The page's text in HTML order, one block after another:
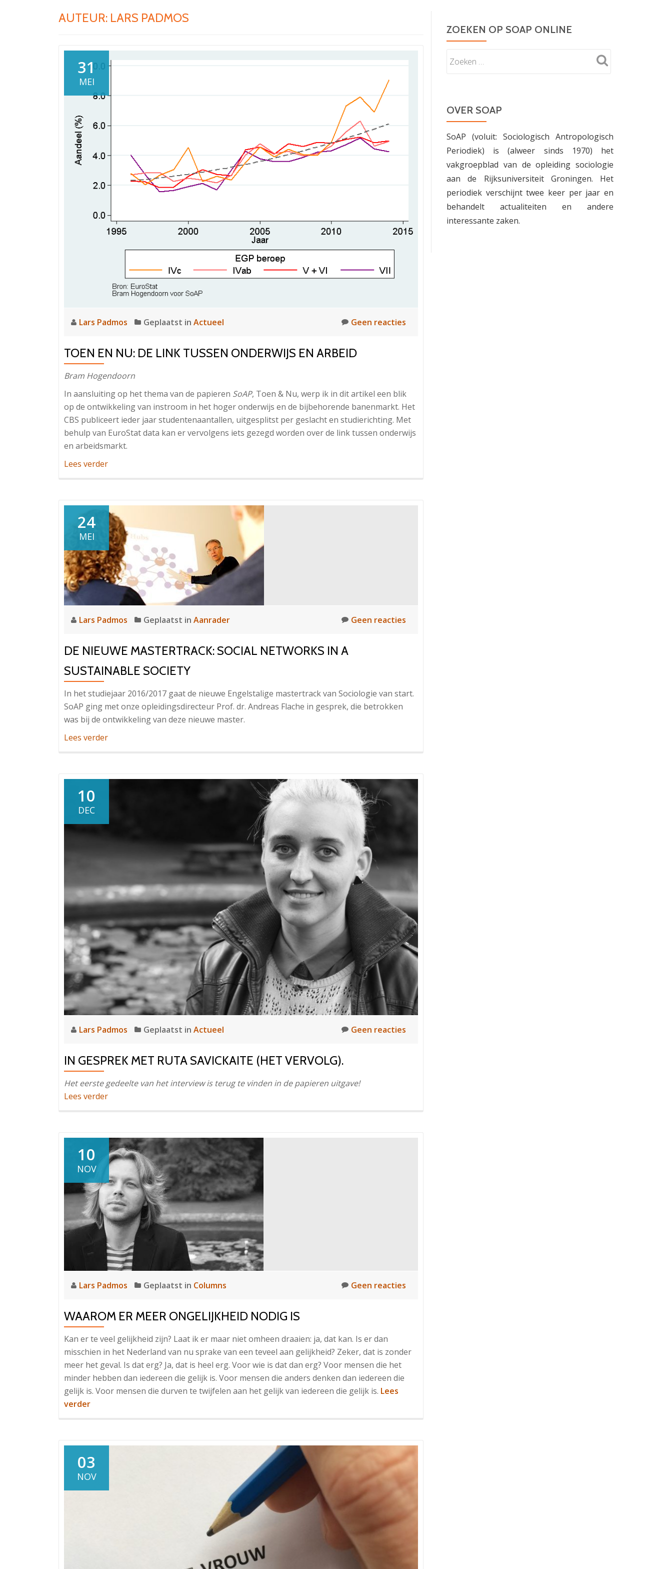
AUTEUR: LARS PADMOS
31
MEI
Lars Padmos Geplaatst in Actueel Geen reacties
TOEN EN NU: DE LINK TUSSEN ONDERWIJS EN ARBEID
Bram Hogendoorn
In aansluiting op het thema van de papieren SoAP, Toen & Nu, werp ik in dit artikel een blik
op de ontwikkeling van instroom in het hoger onderwijs en de bijbehorende banenmarkt. Het
CBS publiceert ieder jaar studentenaantallen, uitgesplitst per geslacht en studierichting. Met
behulp van EuroStat data kan er vervolgens iets gezegd worden over de link tussen onderwijs
en arbeidsmarkt.
Lees verderOverToen
de
link
tussen
onderwijs
en
arbeid
24
MEI
Lars Padmos Geplaatst in Aanrader Geen reacties
DE NIEUWE MASTERTRACK: SOCIAL NETWORKS IN A
SUSTAINABLE SOCIETY
In het studiejaar 2016/2017 gaat de nieuwe Engelstalige mastertrack van Sociologie van start.
SoAP ging met onze opleidingsdirecteur Prof. dr. Andreas Flache in gesprek, die betrokken
was bij de ontwikkeling van deze nieuwe master.
Lees verderOverDe
Social
Society
10
DEC
Lars Padmos Geplaatst in Actueel Geen reacties
IN GESPREK MET RUTA SAVICKAITE (HET VERVOLG).
Het eerste gedeelte van het interview is terug te vinden in de papieren uitgave!
Lees verderOverIn
Savickaite
(het
vervolg).
10
NOV
Lars Padmos Geplaatst in Columns Geen reacties
WAAROM ER MEER ONGELIJKHEID NODIG IS
Kan er te veel gelijkheid zijn? Laat ik er maar niet omheen draaien: ja, dat kan. Is er dan
misschien in het Nederland van nu sprake van een teveel aan gelijkheid? Zeker, dat is zonder
meer het geval. Is dat erg? Ja, dat is heel erg. Voor wie is dat dan erg? Voor mensen die het
minder hebben dan iedereen die gelijk is. Voor mensen die anders denken dan iedereen die
gelijk is. Voor mensen die durven te twijfelen aan het gelijk van iedereen die gelijk is. Lees
verderOverWaarom
nodig
is
03
NOV
ZOEKEN OP SOAP ONLINE
OVER SOAP
SoAP (voluit: Sociologisch Antropologisch
Periodiek) is (alweer sinds 1970) het
vakgroepblad van de opleiding sociologie
aan de Rijksuniversiteit Groningen. Het
periodiek verschijnt twee keer per jaar en
behandelt actualiteiten en andere
interessante zaken.